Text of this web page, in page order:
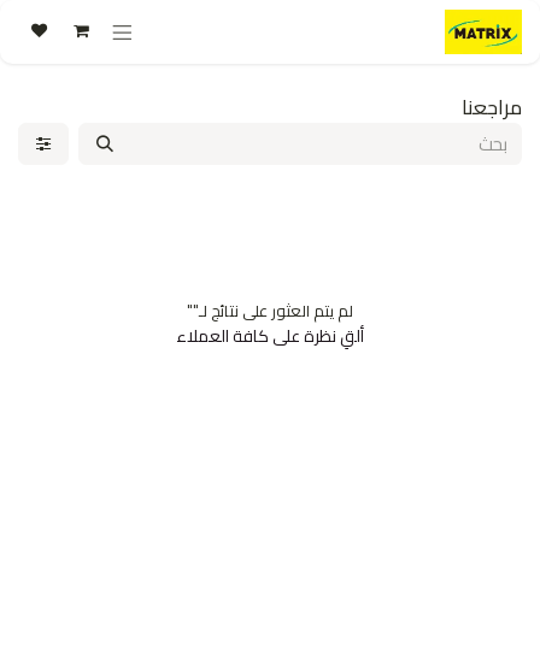
تخطي للذهاب إلى المحتوى
مراجعنا
لم يتم العثور على نتائج لـ""
ألقِ نظرة على كافة العملاء